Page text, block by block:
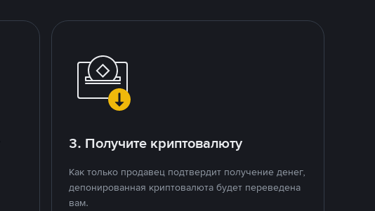
3. Получите криптовалюту
Как только продавец подтвердит получение денег,
депонированная криптовалюта будет переведена
вам.